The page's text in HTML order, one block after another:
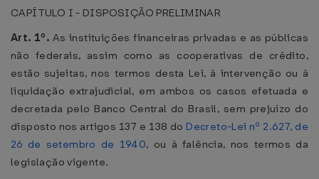
CAPÍTULO I - DISPOSIÇÃO PRELIMINAR
Art. 1º. As instituições financeiras privadas e as públicas
não federais, assim como as cooperativas de crédito,
estão sujeitas, nos termos desta Lei, à intervenção ou à
liquidação extrajudicial, em ambos os casos efetuada e
decretada pelo Banco Central do Brasil, sem prejuízo do
disposto nos artigos 137 e 138 do Decreto-Lei nº 2.627, de
26 de setembro de 1940, ou à falência, nos termos da
legislação vigente.